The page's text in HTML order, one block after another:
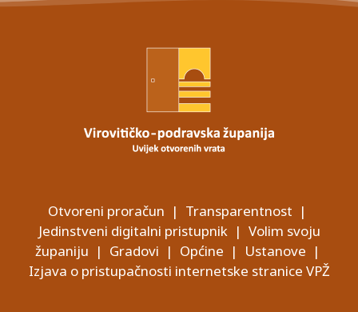
Otvoreni proračun | Transparentnost |
Jedinstveni digitalni pristupnik| Volim svoju
županiju | Gradovi | Općine | Ustanove |
Izjava o pristupačnosti internetske stranice VPŽ